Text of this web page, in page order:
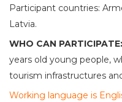
Participant countries:
Latvia.
WHO CAN PARTICIPATE:
years old young people,
tourism infrastructures
Working language is